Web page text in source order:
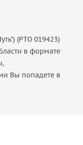
(РТО 019423)
в формате
Вы попадете в